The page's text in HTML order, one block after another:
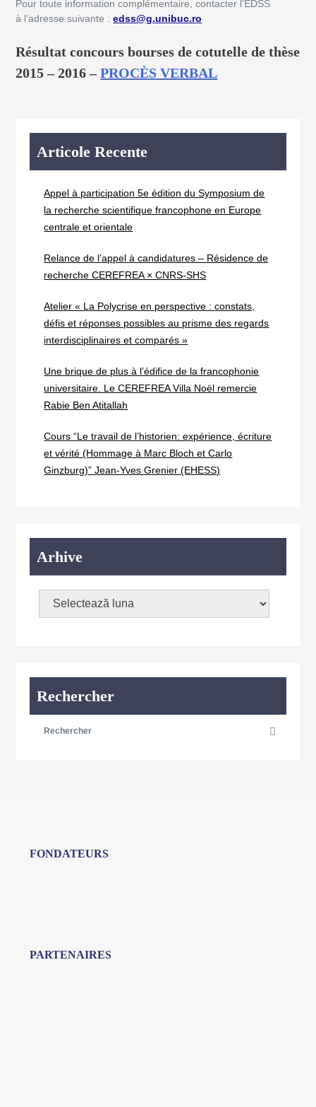
Pour toute information complémentaire, contacter l’EDSS
à l’adresse suivante :edss@g.unibuc.ro
Résultat concours bourses de cotutelle de thèse
2015 – 2016 –PROCÈS VERBAL
Articole Recente
Appel à participation 5e édition du Symposium de
la recherche scientifique francophone en Europe
centrale et orientale
Relance de l’appel à candidatures – Résidence de
recherche CEREFREA × CNRS-SHS
Atelier « La Polycrise en perspective : constats,
défis et réponses possibles au prisme des regards
interdisciplinaires et comparés »
Une brique de plus à l’édifice de la francophonie
universitaire. Le CEREFREA Villa Noël remercie
Rabie Ben Atitallah
Cours “Le travail de l’historien: expérience, écriture
et vérité (Hommage à Marc Bloch et Carlo
Ginzburg)” Jean-Yves Grenier (EHESS)
Arhive
Rechercher
FONDATEURS
PARTENAIRES